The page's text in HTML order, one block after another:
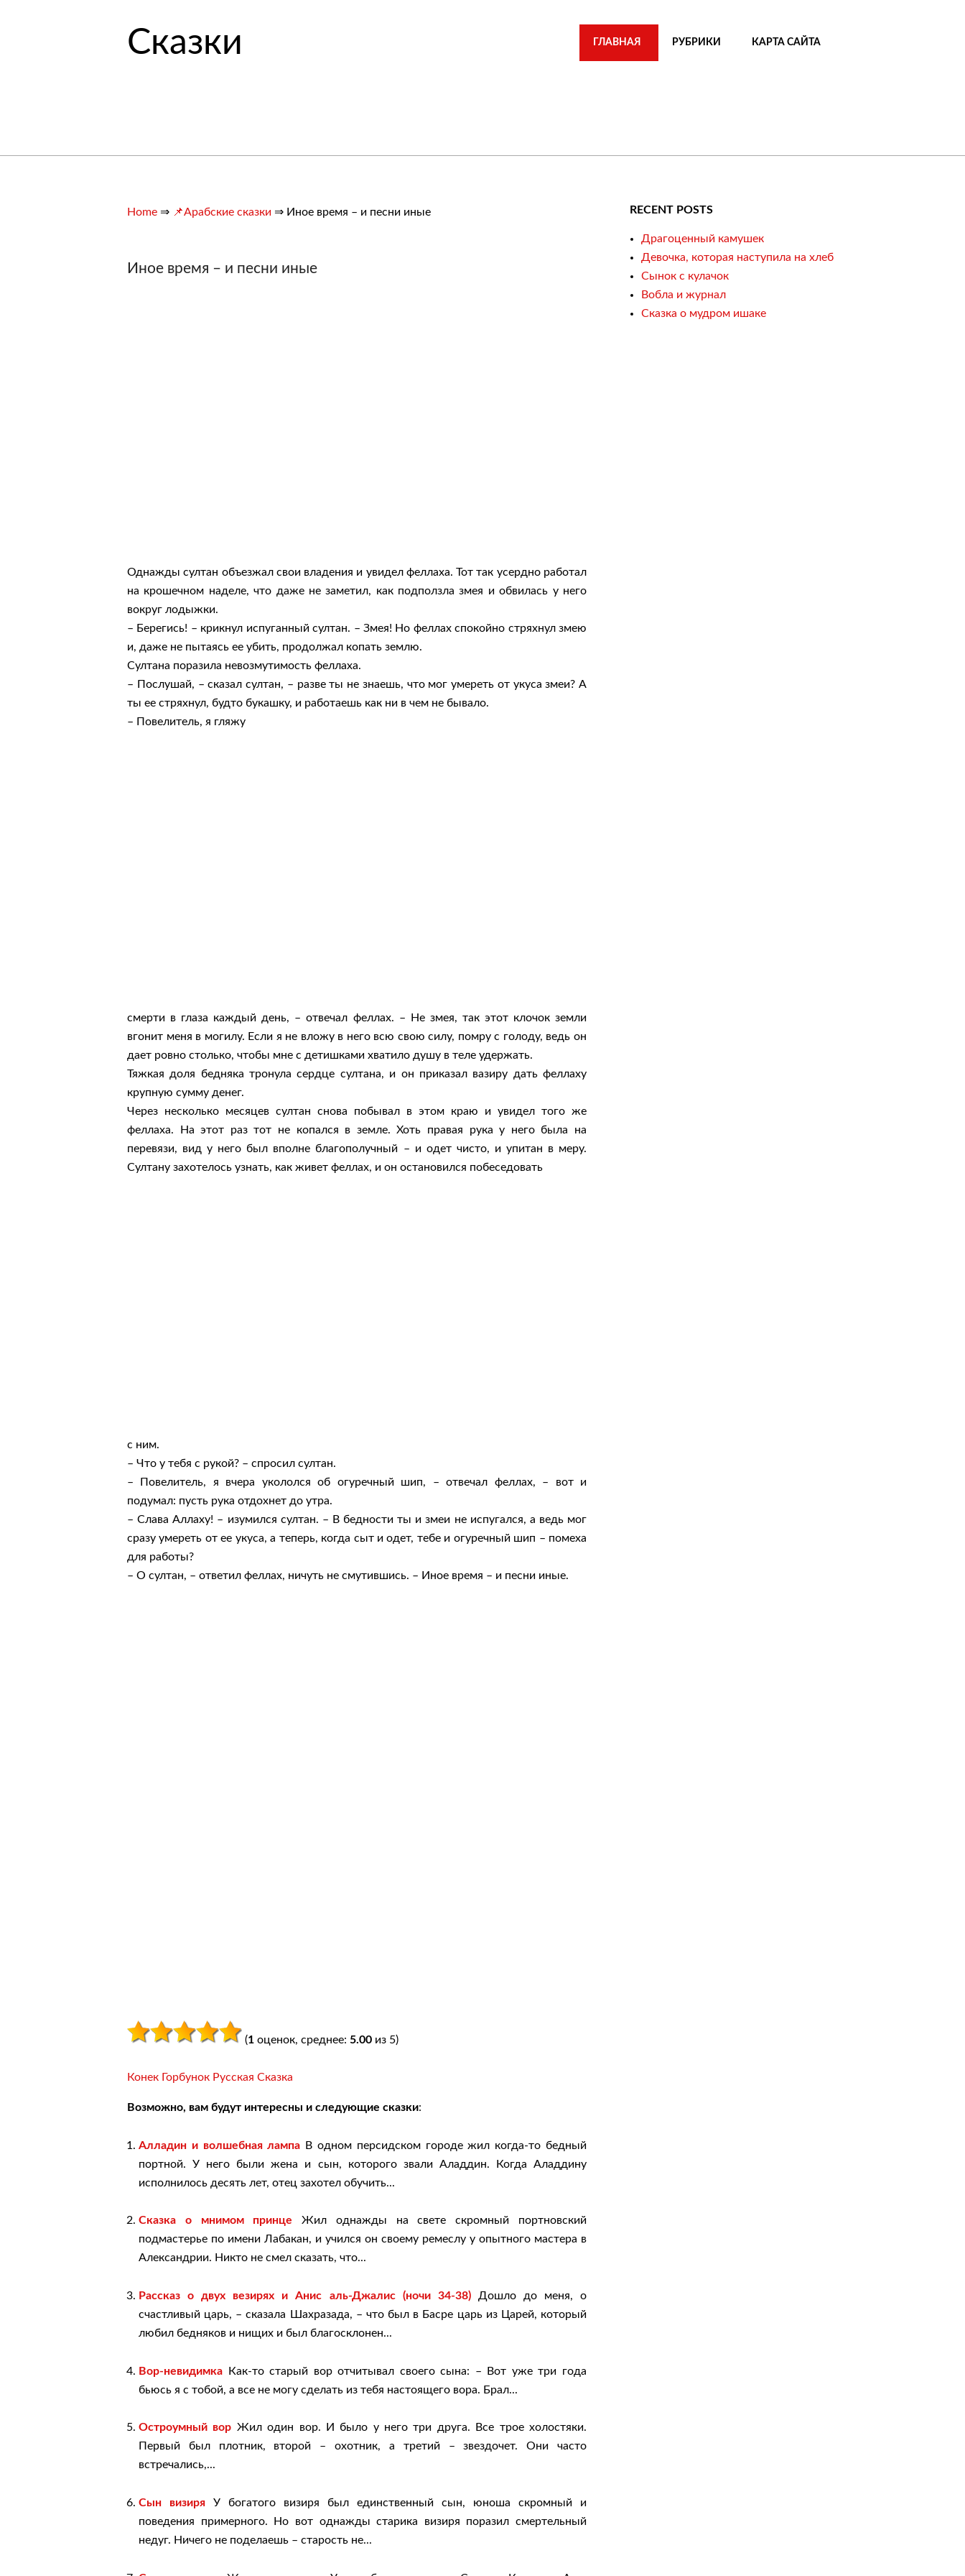
Сказки ГЛАВНАЯ РУБРИКИ КАРТА САЙТА
Home ⇒ 📌Арабские сказки ⇒ Иное время – и песни иные
Иное время – и песни иные
Однажды султан объезжал свои владения и увидел феллаха. Тот так усердно работал
на крошечном наделе, что даже не заметил, как подползла змея и обвилась у него
вокруг лодыжки.
– Берегись! – крикнул испуганный султан. – Змея! Но феллах спокойно стряхнул змею
и, даже не пытаясь ее убить, продолжал копать землю.
Султана поразила невозмутимость феллаха.
– Послушай, – сказал султан, – разве ты не знаешь, что мог умереть от укуса змеи? А
ты ее стряхнул, будто букашку, и работаешь как ни в чем не бывало.
– Повелитель, я гляжу
смерти в глаза каждый день, – отвечал феллах. – Не змея, так этот клочок земли
вгонит меня в могилу. Если я не вложу в него всю свою силу, помру с голоду, ведь он
дает ровно столько, чтобы мне с детишками хватило душу в теле удержать.
Тяжкая доля бедняка тронула сердце султана, и он приказал вазиру дать феллаху
крупную сумму денег.
Через несколько месяцев султан снова побывал в этом краю и увидел того же
феллаха. На этот раз тот не копался в земле. Хоть правая рука у него была на
перевязи, вид у него был вполне благополучный – и одет чисто, и упитан в меру.
Султану захотелось узнать, как живет феллах, и он остановился побеседовать
с ним.
– Что у тебя с рукой? – спросил султан.
– Повелитель, я вчера укололся об огуречный шип, – отвечал феллах, – вот и
подумал: пусть рука отдохнет до утра.
– Слава Аллаху! – изумился султан. – В бедности ты и змеи не испугался, а ведь мог
сразу умереть от ее укуса, а теперь, когда сыт и одет, тебе и огуречный шип – помеха
для работы?
– О султан, – ответил феллах, ничуть не смутившись. – Иное время – и песни иные.
(1 оценок, среднее: 5.00 из 5)
Конек Горбунок Русская Сказка
Возможно, вам будут интересны и следующие сказки:
Алладин и волшебная лампа В одном персидском городе жил когда-то бедный
портной. У него были жена и сын, которого звали Аладдин. Когда Аладдину
исполнилось десять лет, отец захотел обучить...
Сказка о мнимом принце Жил однажды на свете скромный портновский
подмастерье по имени Лабакан, и учился он своему ремеслу у опытного мастера в
Александрии. Никто не смел сказать, что...
Рассказ о двух везирях и Анис аль-Джалис (ночи 34-38)Дошло до меня, о
счастливый царь, – сказала Шахразада, – что был в Басре царь из Царей, который
любил бедняков и нищих и был благосклонен...
Вор-невидимка Как-то старый вор отчитывал своего сына: – Вот уже три года
бьюсь я с тобой, а все не могу сделать из тебя настоящего вора. Брал...
Остроумный вор Жил один вор. И было у него три друга. Все трое холостяки.
Первый был плотник, второй – охотник, а третий – звездочет. Они часто
встречались,...
Сын визиря У богатого визиря был единственный сын, юноша скромный и
поведения примерного. Но вот однажды старика визиря поразил смертельный
недуг. Ничего не поделаешь – старость не...
RECENT POSTS
Драгоценный камушек
Девочка, которая наступила на хлеб
Сынок с кулачок
Вобла и журнал
Сказка о мудром ишаке